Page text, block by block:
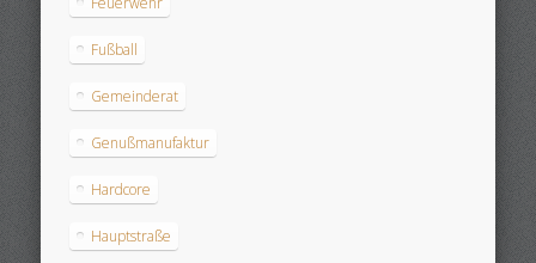
Fußball
Gemeinderat
Genußmanufaktur
Hardcore
Hauptstraße